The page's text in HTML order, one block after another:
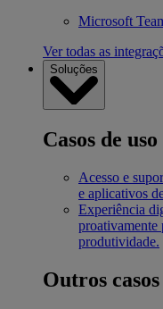
Microsoft
Ver todas as
Soluções
Casos de
Acesso e
e aplicativos
Experiência
proativamente
produtividade.
Outros casos